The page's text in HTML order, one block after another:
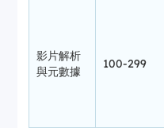
影片解析
與元數據
100-299